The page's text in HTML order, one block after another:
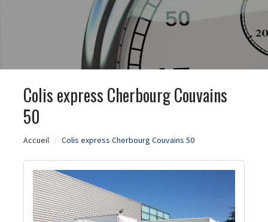
Colis express Cherbourg Couvains
50
Accueil Colis express Cherbourg Couvains 50